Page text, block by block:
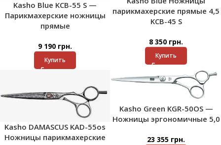
Kasho Blue KCB-55 S —
Парикмахерские ножницы
прямые
9 190 грн.
Купить
парикмахерские прямые 4,5
KCB-45 S
8 350 грн.
Купить
Kasho DAMASCUS KAD-55os
Ножницы парикмахерские
Kasho Green KGR-50OS —
Ножницы эргономичные 5,0
23 355 грн.